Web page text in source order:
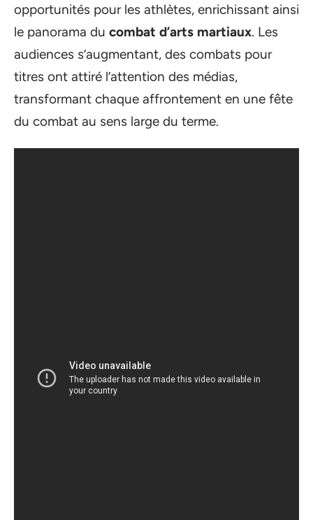
opportunités pour les athlètes, enrichissant ainsi
le panorama du combat d’arts martiaux. Les
audiences s’augmentant, des combats pour
titres ont attiré l’attention des médias,
transformant chaque affrontement en une fête
du combat au sens large du terme.